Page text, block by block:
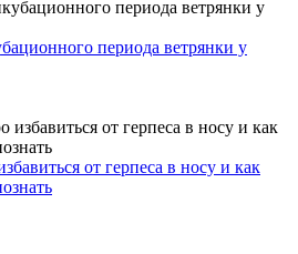
периода ветрянки у
от герпеса в носу и как